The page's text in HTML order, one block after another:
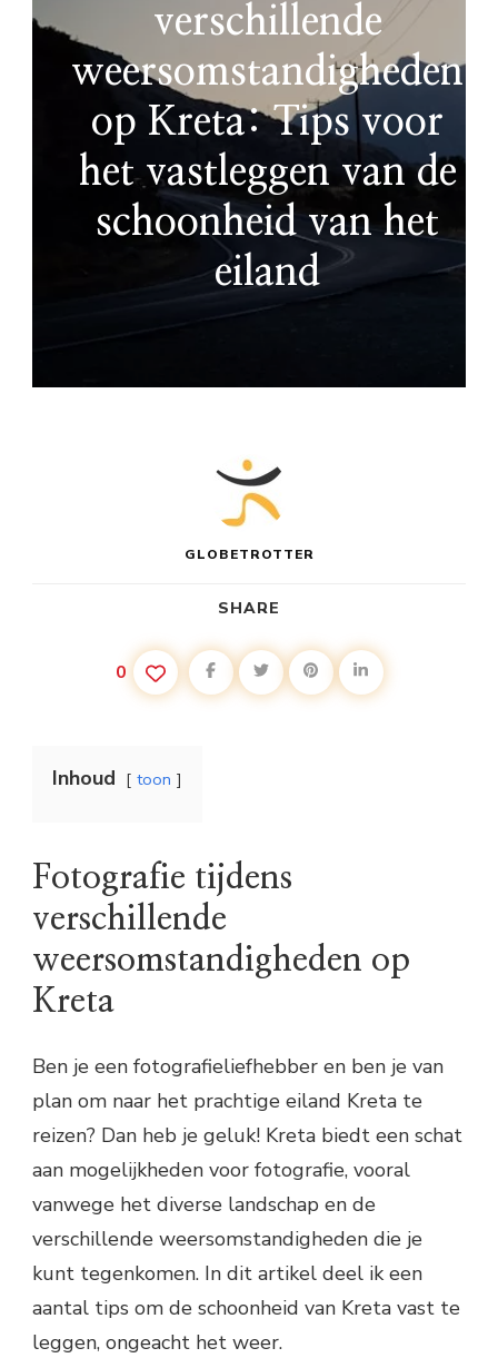
verschillende
weersomstandigheden
op Kreta: Tips voor
het vastleggen van de
schoonheid van het
eiland
GLOBETROTTER
SHARE
0
Inhoud toon
Fotografie tijdens
verschillende
weersomstandigheden op
Kreta
Ben je een fotografieliefhebber en ben je van
plan om naar het prachtige eiland Kreta te
reizen? Dan heb je geluk! Kreta biedt een schat
aan mogelijkheden voor fotografie, vooral
vanwege het diverse landschap en de
verschillende weersomstandigheden die je
kunt tegenkomen. In dit artikel deel ik een
aantal tips om de schoonheid van Kreta vast te
leggen, ongeacht het weer.